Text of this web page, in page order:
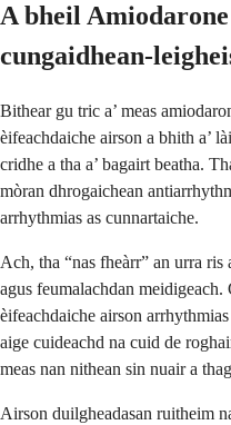
A bheil
cungaidhean-
Bithear gu tric a’ meas
èifeachdaiche airson a bhith a’
cridhe a tha a’ bagairt beatha.
mòran dhrogaichean
arrhythmias as cunnartaiche.
Ach, tha “nas fheàrr” an urra ris
agus feumalachdan meidigeach.
èifeachdaiche airson
aige cuideachd na cuid de
meas nan nithean sin nuair a
Airson duilgheadasan ruitheim